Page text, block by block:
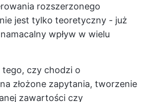
rozszerzonego
jest tylko teoretyczny - już
wpływ w wielu
tego, czy chodzi o
złożone zapytania, tworzenie
zawartości czy